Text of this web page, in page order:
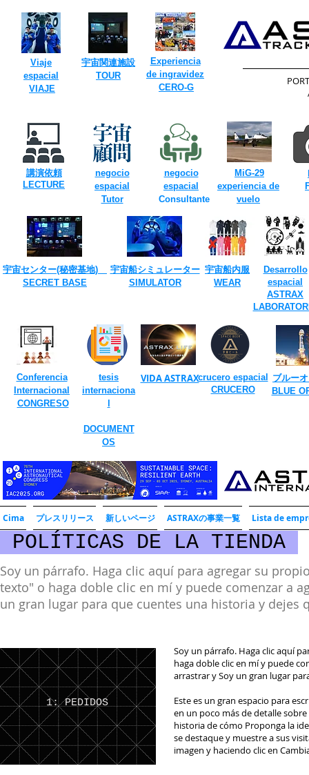
Viaje
espacial
VIAJE
​宇宙関連施設
TOUR​
Experiencia
de ingravidez
CERO-G
講演依頼
​LECTURE
negocio
espacial
Tutor
negocio
espacial
Consultante
MiG-29
experiencia de
vuelo
Desarrollo
espacial
ASTRAX
宇宙センター(​秘密基地)
SECRET ​BASE
宇宙船シミュレーター
​SIMULATOR
宇宙船内服
​WEAR
Conferencia
Internacional
CONGRESO
tesis
internaciona
DOCUMENT
OS
​crucero espacial
CRUCERO
VIDA ASTRAX
ブルー
​BLUE
Cima プレスリリース 新しいページ ASTRAXの事業一覧 Lista de
POLÍTICAS DE LA TIENDA
Soy un párrafo. Haga clic aquí para agregar su
texto" o haga doble clic en mí y puede comenzar a
un gran lugar para que cuentes una historia y dejes
1: PEDIDOS
Soy un párrafo. Haga clic aquí
haga doble clic en mí y puede
arrastrar y Soy un gran lugar
Este es un gran espacio para
en un poco más de detalle
historia de cómo Proponga la
se destaque y muestre a sus
imagen y haciendo clic en